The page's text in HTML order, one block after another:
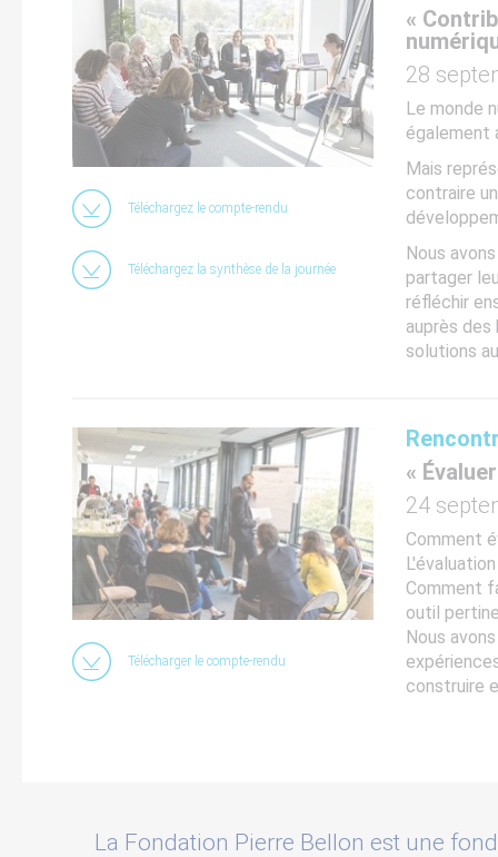
Téléchargez le compte-rendu
Téléchargez la synthèse de la journée
«
28
Le monde
également
Mais
contraire
Nous
partager
réfléchir
auprès
solutions
Télécharger le compte-rendu
«
24
Comment
Comment
outil
Nous
construire
La Fondation Pierre Bellon est une